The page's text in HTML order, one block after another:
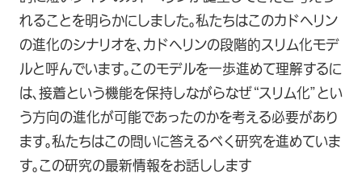
れることを明らかにしました。私たちはこのカドヘリン
の進化のシナリオを、カドヘリンの段階的スリム化モデ
ルと呼んでいます。このモデルを一歩進めて理解するに
は、接着という機能を保持しながらなぜ“スリム化”とい
う方向の進化が可能であったのかを考える必要があり
ます。私たちはこの問いに答えるべく研究を進めていま
す。この研究の最新情報をお話しします